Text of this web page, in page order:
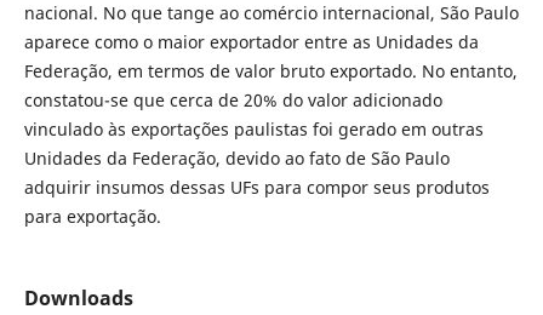
nacional. No que tange ao comércio internacional, São Paulo
aparece como o maior exportador entre as Unidades da
Federação, em termos de valor bruto exportado. No entanto,
constatou-se que cerca de 20% do valor adicionado
vinculado às exportações paulistas foi gerado em outras
Unidades da Federação, devido ao fato de São Paulo
adquirir insumos dessas UFs para compor seus produtos
para exportação.
Downloads